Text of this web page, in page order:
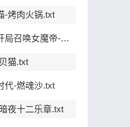
-烤肉火锅.txt
魔帝-小破车呜呜呜.txt
猫.txt
代-燃魂沙.txt
夜十二乐章.txt